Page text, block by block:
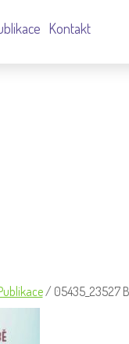
Kontakt
/ 05435_23527